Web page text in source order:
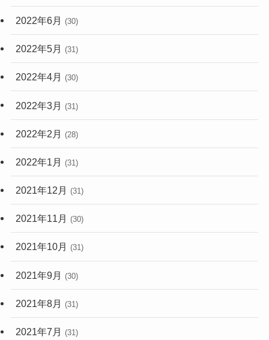
2022年6月 (30)
2022年5月 (31)
2022年4月 (30)
2022年3月 (31)
2022年2月 (28)
2022年1月 (31)
2021年12月 (31)
2021年11月 (30)
2021年10月 (31)
2021年9月 (30)
2021年8月 (31)
2021年7月 (31)